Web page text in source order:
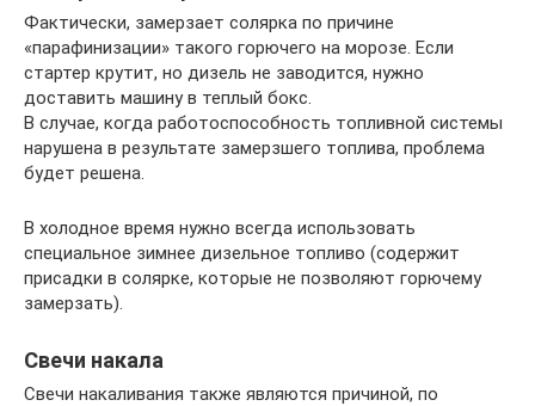
Фактически, замерзает солярка по причине
«парафинизации» такого горючего на морозе. Если
стартер крутит, но дизель не заводится, нужно
доставить машину в теплый бокс.
В случае, когда работоспособность топливной системы
нарушена в результате замерзшего топлива, проблема
будет решена.
В холодное время нужно всегда использовать
специальное зимнее дизельное топливо (содержит
присадки в солярке, которые не позволяют горючему
замерзать).
Свечи накала
Свечи накаливания также являются причиной, по